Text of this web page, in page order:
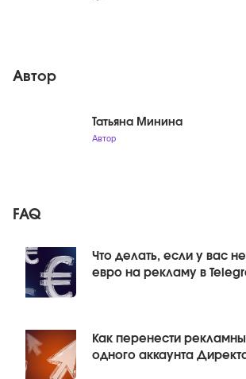
Автор
Татьяна Минина
Автор
FAQ
Что делать, если у вас
евро на рекламу в
Как перенести
одного аккаунта